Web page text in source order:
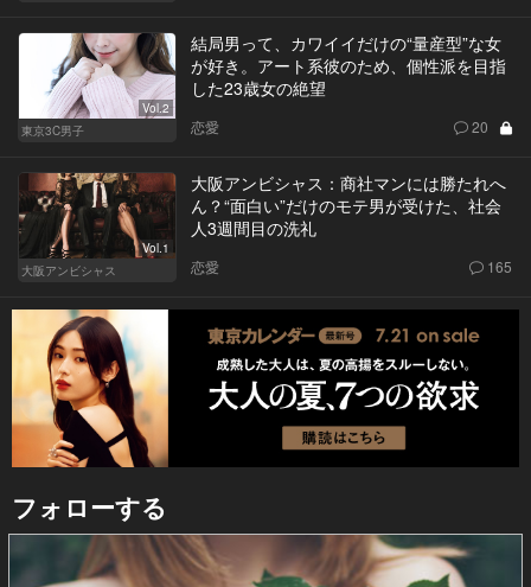
Vol.2
東京3C男子
結局男って、カワイイだけの“量産型”な女
が好き。アート系彼のため、個性派を目指
した23歳女の絶望
恋愛 20
Vol.1
大阪アンビシャス
大阪アンビシャス：商社マンには勝たれへ
ん？“面白い”だけのモテ男が受けた、社会
人3週間目の洗礼
恋愛 165
フォローする